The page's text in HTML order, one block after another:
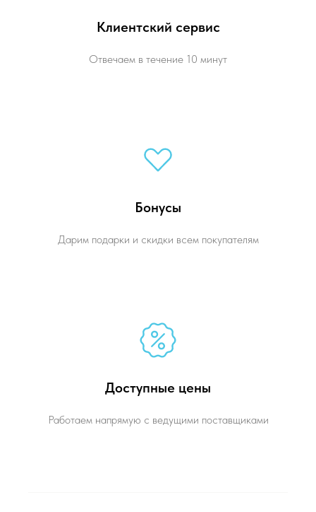
Клиентский сервис
Отвечаем в течение 10 минут
Бонусы
Дарим подарки и скидки всем покупателям
Доступные цены
Работаем напрямую с ведущими поставщиками